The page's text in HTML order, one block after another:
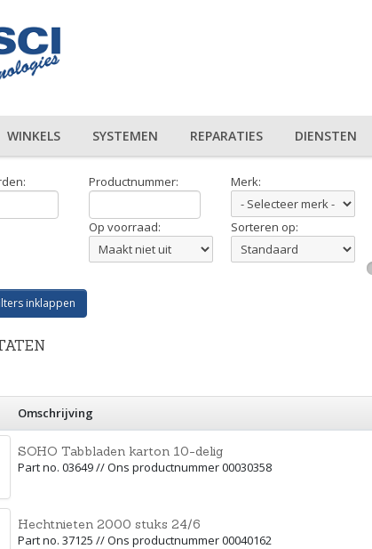
WINKELS SYSTEMEN REPARATIES DIENSTEN
Productnummer: Merk:
Op voorraad: Sorteren op:
inklappen
Omschrijving
SOHO Tabbladen karton 10-delig
Part no. 03649 // Ons productnummer 00030358
Hechtnieten 2000 stuks 24/6
Part no. 37125 // Ons productnummer 00040162